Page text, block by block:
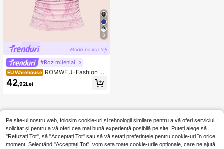
8
#Roz milenial
EU Warehouse ROMWE J-Fashion To
p fără mâneci cu imprimeu punk Y2
K Concert Wing, 2 în 1, din dantelă c
42 ,92Lei
Pe site-ul nostru web, folosim cookie-uri și tehnologii similare pentru a vă oferi serviciul
solicitat și pentru a vă oferi cea mai bună experiență posibilă pe site. Puteți alege să
"Refuzați Tot", să "Acceptați Tot" sau să vă setați preferințele pentru cookie-uri în orice
moment. Selectând "Acceptați Tot", vom seta toate cookie-urile opționale, care ne ajută